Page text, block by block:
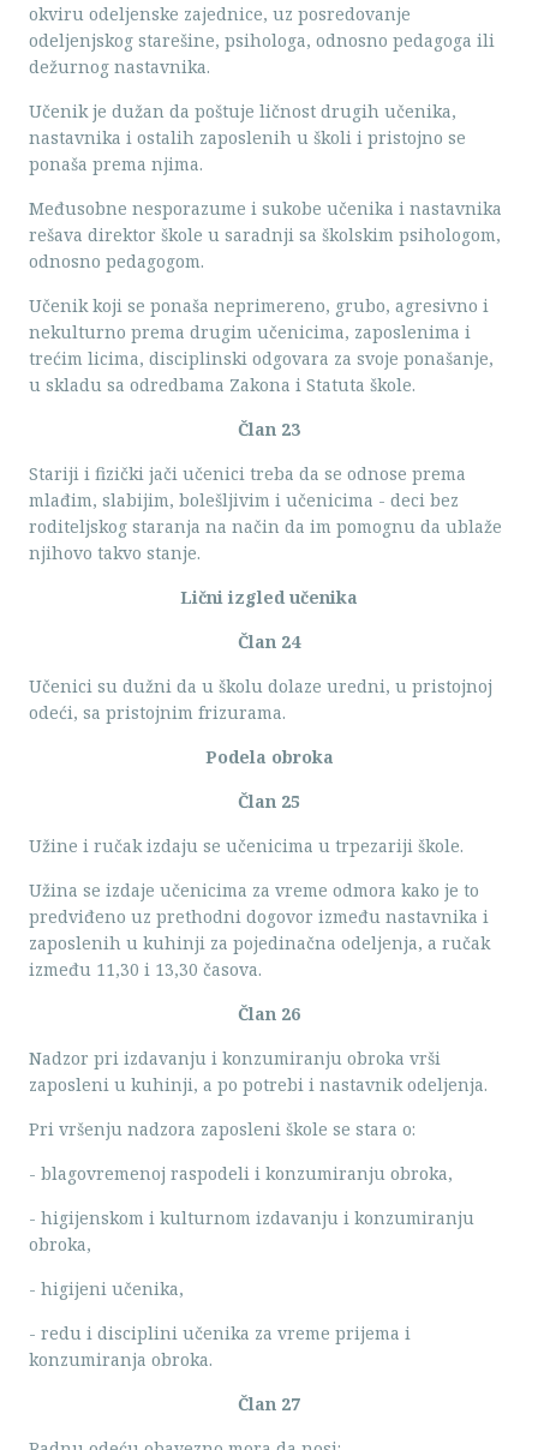
okviru odeljenske zajednice, uz posredovanje
odeljenjskog starešine, psihologa, odnosno pedagoga ili
dežurnog nastavnikа.
Učenik je dužan da poštuje ličnost drugih učenika,
nastavnika i ostalih zaposlenih u školi i pristojno se
ponaša prema njima.
Međusobne nesporazume i sukobe učenika i nastavnika
rešava direktor škole u saradnji sa školskim psihologom,
odnosno pedagogom.
Učenik koji se ponaša neprimereno, grubo, agresivno i
nekulturno prema drugim učenicima, zaposlenima i
trećim licima, disciplinski odgovara za svoje ponašanje,
u skladu sa odredbama Zakona i Statuta škole.
Član 23
Stariji i fizički jači učenici treba da se odnose prema
mlađim, slabijim, bolešljivim i učenicima - deci bez
roditeljskog staranja na način da im pomognu da ublaže
njihovo takvo stanje.
Lični izgled učenika
Član 24
Učenici su dužni da u školu dolaze uredni, u pristojnoj
odeći, sa pristojnim frizurama.
Podela obroka
Član 25
Užine i ručak izdaju se učenicima u trpezariji škole.
Užina se izdaje učenicima za vreme odmora kako je to
predviđeno uz prethodni dogovor između nastavnika i
zaposlenih u kuhinji za pojedinačna odeljenja, a ručak
između 11,30 i 13,30 časova.
Član 26
Nadzor pri izdavanju i konzumiranju obroka vrši
zaposleni u kuhinji, a po potrebi i nastavnik odeljenja.
Pri vršenju nadzora zaposleni škole se stara o:
- blagovremenoj raspodeli i konzumiranju obroka,
- higijenskom i kulturnom izdavanju i konzumiranju
obroka,
- higijeni učenika,
- redu i disciplini učenika za vreme prijema i
konzumiranja obroka.
Član 27